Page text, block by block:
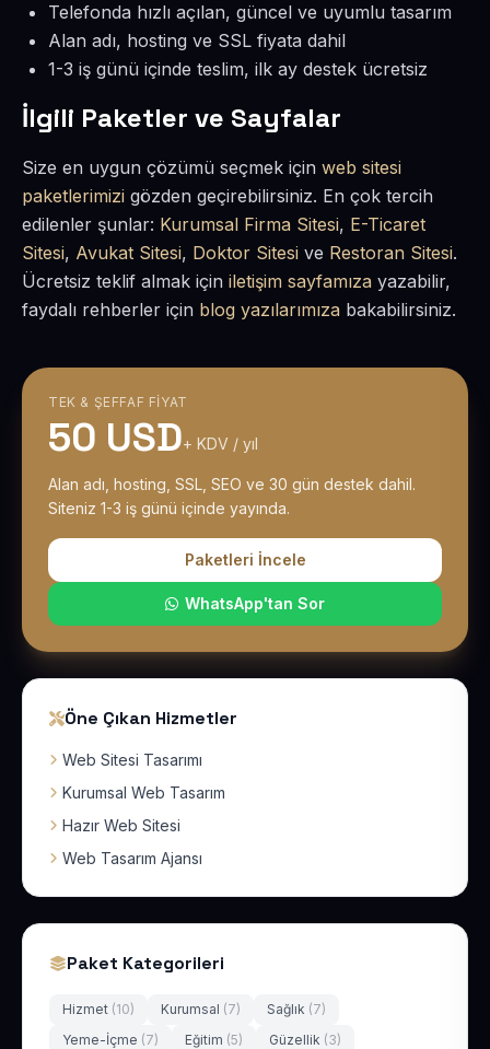
Telefonda hızlı açılan, güncel ve uyumlu tasarım
Alan adı, hosting ve SSL fiyata dahil
1-3 iş günü içinde teslim, ilk ay destek ücretsiz
İlgili Paketler ve Sayfalar
Size en uygun çözümü seçmek için web sitesi
paketlerimizi gözden geçirebilirsiniz. En çok tercih
edilenler şunlar: Kurumsal Firma Sitesi, E-Ticaret
Sitesi, Avukat Sitesi, Doktor Sitesi ve Restoran Sitesi.
Ücretsiz teklif almak için iletişim sayfamıza yazabilir,
faydalı rehberler için blog yazılarımıza bakabilirsiniz.
TEK & ŞEFFAF FIYAT
50 USD+ KDV / yıl
Alan adı, hosting, SSL, SEO ve 30 gün destek dahil.
Siteniz 1-3 iş günü içinde yayında.
Paketleri İncele
WhatsApp'tan Sor
Öne Çıkan Hizmetler
Web Sitesi Tasarımı
Kurumsal Web Tasarım
Hazır Web Sitesi
Web Tasarım Ajansı
Paket Kategorileri
Hizmet (10) Kurumsal (7) Sağlık (7)
Yeme-İçme (7) Eğitim (5) Güzellik (3)